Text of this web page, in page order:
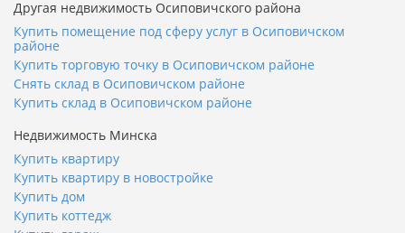
Другая недвижимость Осиповичского района
Купить помещение под сферу услуг в Осиповичском
районе
Купить торговую точку в Осиповичском районе
Снять склад в Осиповичском районе
Купить склад в Осиповичском районе
Недвижимость Минска
Купить квартиру
Купить квартиру в новостройке
Купить дом
Купить коттедж